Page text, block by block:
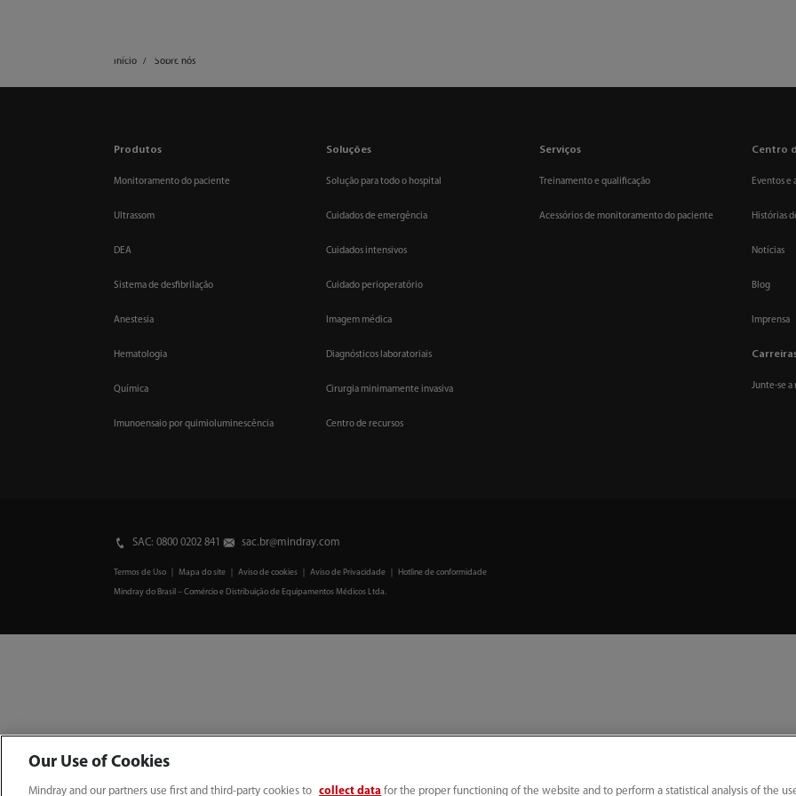
Início Sobre nós
Produtos
Monitoramento do paciente
Ultrassom
DEA
Sistema de desfibrilação
Anestesia
Hematologia
Química
Imunoensaio por quimioluminescência
Soluções
Solução para todo o hospital
Cuidados de emergência
Cuidados intensivos
Cuidado perioperatório
Imagem médica
Diagnósticos laboratoriais
Cirurgia minimamente invasiva
Centro de recursos
Serviços
Treinamento e qualificação
Acessórios de monitoramento do paciente
Centro
Eventos e
Histórias
Notícias
Blog
Imprensa
Junte-se a
SAC: 0800 0202 841 sac.br@mindray.com
Termos de Uso ｜Mapa do site ｜Aviso de cookies ｜Aviso de Privacidade Hotline de conformidade
Mindray do Brasil – Comércio e Distribuição de Equipamentos Médicos Ltda.
Our Use of Cookies
Mindray and our partners use first and third-party cookies to collect data for the proper functioning of the website and to perform a statistical analysis of the